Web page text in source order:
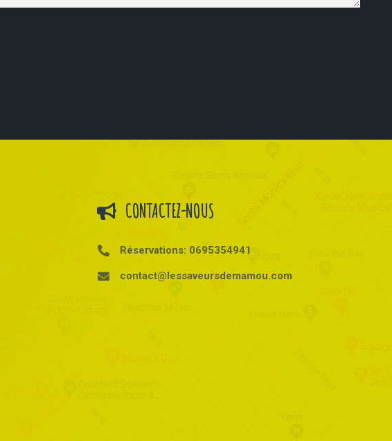
CONTACTEZ-NOUS
Réservations: 0695354941
contact@lessaveursdemamou.com